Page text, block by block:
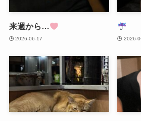
来週から…
2026-06-17 2026-